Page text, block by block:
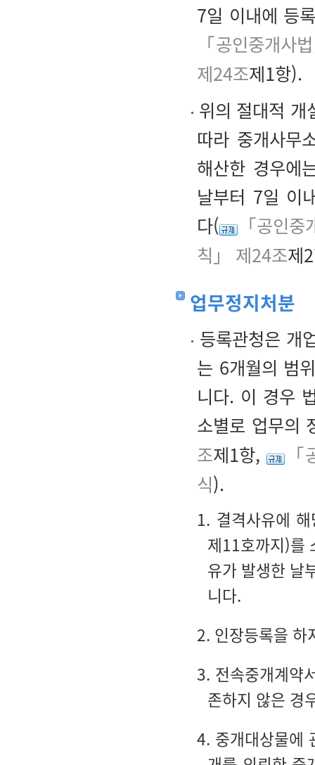
7일 이내에 등
「공인중개사
제24조제1항).
위의 절대적 개
따라 중개사무
해산한 경우에
날부터 7일 이
다(
「공인
칙」 제24조제
업무정지처분
등록관청은 개
는 6개월의 범
니다. 이 경우
소별로 업무의
조제1항,
식).
1. 결격사유에
제11호까지)를
유가 발생한 날
니다.
2. 인장등록을 하
3. 전속중개계약
존하지 않은 경
4. 중개대상물에